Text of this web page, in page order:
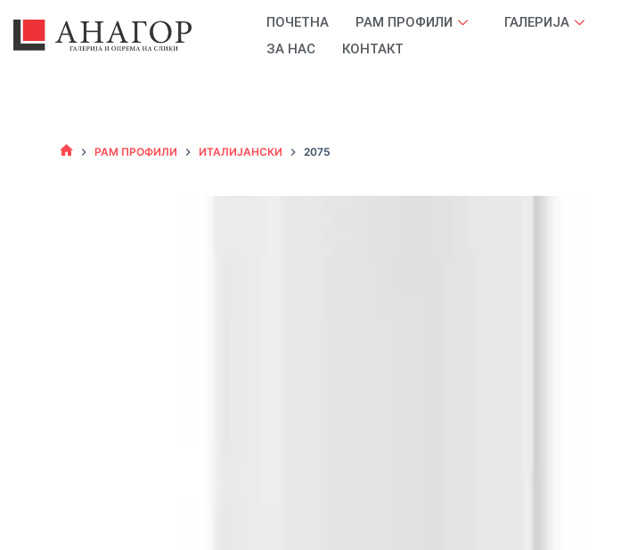
ПОЧЕТНА РАМ ПРОФИЛИ ГАЛЕРИЈА
ЗА НАС
КОНТАКТ
РАМ ПРОФИЛИ ИТАЛИЈАНСКИ 2075